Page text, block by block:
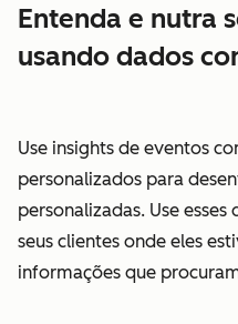
Entenda e nutra
usando dados
Use insights de eventos
personalizados para
personalizadas. Use
seus clientes onde eles
informações que